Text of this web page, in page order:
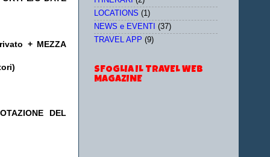
+ MEZZA
DEL
LOCATIONS (1)
NEWS e EVENTI
(37)
TRAVEL APP (9)
SFOGLIA IL TRAVEL WEB
MAGAZINE